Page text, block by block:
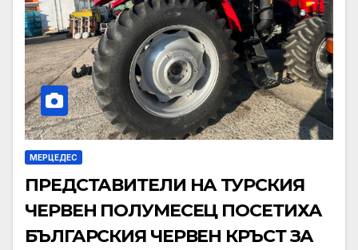
МЕРЦЕДЕС
ПРЕДСТАВИТЕЛИ НА ТУРСКИЯ
ЧЕРВЕН ПОЛУМЕСЕЦ ПОСЕТИХА
БЪЛГАРСКИЯ ЧЕРВЕН КРЪСТ ЗА